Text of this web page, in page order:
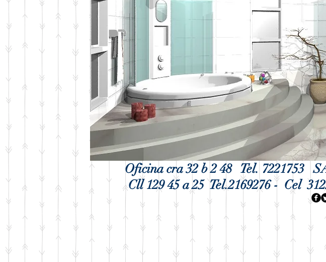
Oficina cra 32 b 2 48 Tel. 7221753
Cll 129 45 a 25 Tel.2169276 - Cel 31